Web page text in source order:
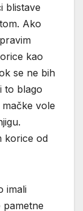
blistave
Ako
kao
se ne bih
to blago
vole
korice od
imali
pametne